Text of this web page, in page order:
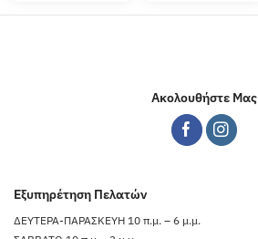
Ακολουθήστε Μας
Εξυπηρέτηση Πελατών
ΔΕΥΤΕΡΑ-ΠΑΡΑΣΚΕΥΗ 10 π.μ. – 6 μ.μ.